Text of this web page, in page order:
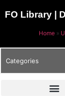
FO Library |
Home »
Categories